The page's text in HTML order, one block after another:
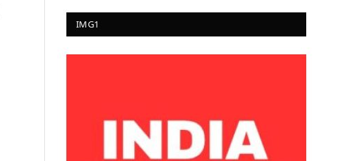
IMG1